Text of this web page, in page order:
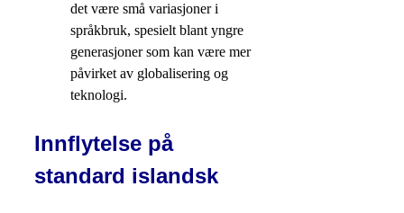
det være små variasjoner i
språkbruk, spesielt blant yngre
generasjoner som kan være mer
påvirket av globalisering og
teknologi.
Innflytelse på
standard islandsk